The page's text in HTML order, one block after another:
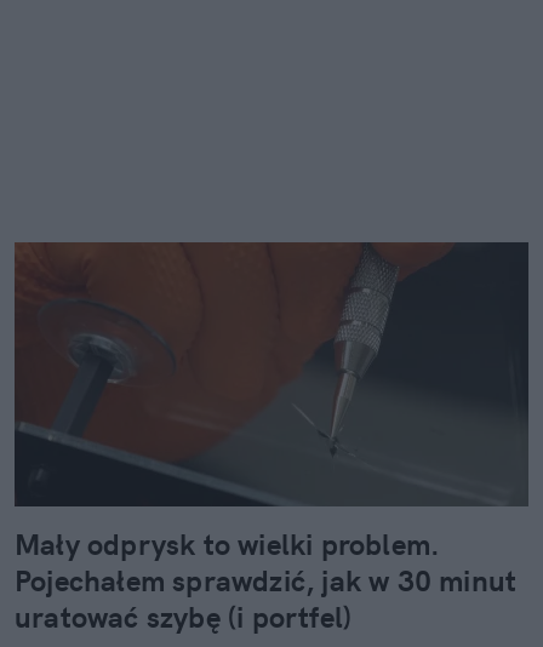
Mały odprysk to wielki problem.
Pojechałem sprawdzić, jak w 30 minut
uratować szybę (i portfel)